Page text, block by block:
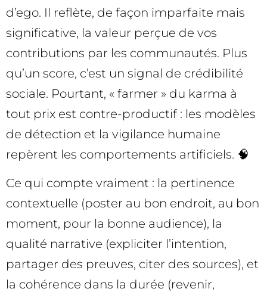
d’ego. Il reflète, de façon imparfaite mais
significative, la valeur perçue de vos
contributions par les communautés. Plus
qu’un score, c’est un signal de crédibilité
sociale. Pourtant, « farmer » du karma à
tout prix est contre-productif : les modèles
de détection et la vigilance humaine
repèrent les comportements artificiels. 🧠
Ce qui compte vraiment : la pertinence
contextuelle (poster au bon endroit, au bon
moment, pour la bonne audience), la
qualité narrative (expliciter l’intention,
partager des preuves, citer des sources), et
la cohérence dans la durée (revenir,